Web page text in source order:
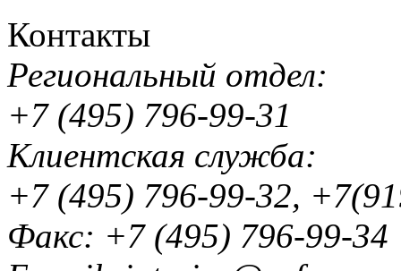
Контакты
Региональный отдел:
+7 (495) 796-99-31
Клиентская служба:
+7 (495) 796-99-32,
Факс: +7 (495) 796-99-34